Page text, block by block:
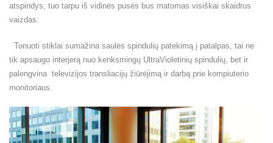
atspindys, tuo tarpu iš vidinės pusės bus matomas visiškai skaidrus
vaizdas.
Tonuoti stiklai sumažina saulės spindulių patekimą į patalpas, tai ne
tik apsaugo interjerą nuo kenksmingų UltraVioletinių spindulių, bet ir
palengvina televizijos transliacijų žiūrėjimą ir darbą prie kompiuterio
monitoriaus.